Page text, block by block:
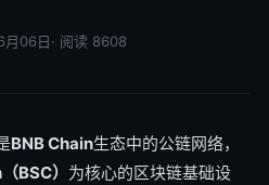
月06日· 阅读 8608
BNB Chain生态中的公链网络，
BSC） 为核心的区块链基础设